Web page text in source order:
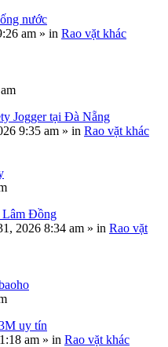
nước
am » in Rao vặt khác
Jogger tại Đà Nẵng
9:35 am » in Rao vặt khác
Lâm Đồng
2026 8:34 am » in Rao vặt
uy tín
am » in Rao vặt khác